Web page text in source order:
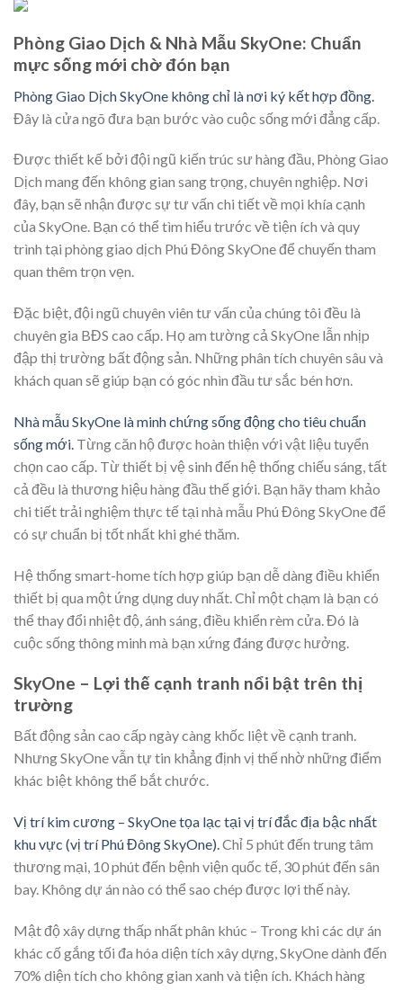
Phòng Giao Dịch & Nhà Mẫu SkyOne: Chuẩn
mực sống mới chờ đón bạn
Phòng Giao Dịch SkyOne không chỉ là nơi ký kết hợp đồng.
Đây là cửa ngõ đưa bạn bước vào cuộc sống mới đẳng cấp.
Được thiết kế bởi đội ngũ kiến trúc sư hàng đầu, Phòng Giao
Dịch mang đến không gian sang trọng, chuyên nghiệp. Nơi
đây, bạn sẽ nhận được sự tư vấn chi tiết về mọi khía cạnh
của SkyOne. Bạn có thể tìm hiểu trước về tiện ích và quy
trình tại phòng giao dịch Phú Đông SkyOne để chuyến tham
quan thêm trọn vẹn.
Đặc biệt, đội ngũ chuyên viên tư vấn của chúng tôi đều là
chuyên gia BĐS cao cấp. Họ am tường cả SkyOne lẫn nhịp
đập thị trường bất động sản. Những phân tích chuyên sâu và
khách quan sẽ giúp bạn có góc nhìn đầu tư sắc bén hơn.
Nhà mẫu SkyOne là minh chứng sống động cho tiêu chuẩn
sống mới. Từng căn hộ được hoàn thiện với vật liệu tuyển
chọn cao cấp. Từ thiết bị vệ sinh đến hệ thống chiếu sáng, tất
cả đều là thương hiệu hàng đầu thế giới. Bạn hãy tham khảo
chi tiết trải nghiệm thực tế tại nhà mẫu Phú Đông SkyOne để
có sự chuẩn bị tốt nhất khi ghé thăm.
Hệ thống smart-home tích hợp giúp bạn dễ dàng điều khiển
thiết bị qua một ứng dụng duy nhất. Chỉ một chạm là bạn có
thể thay đổi nhiệt độ, ánh sáng, điều khiển rèm cửa. Đó là
cuộc sống thông minh mà bạn xứng đáng được hưởng.
SkyOne – Lợi thế cạnh tranh nổi bật trên thị
trường
Bất động sản cao cấp ngày càng khốc liệt về cạnh tranh.
Nhưng SkyOne vẫn tự tin khẳng định vị thế nhờ những điểm
khác biệt không thể bắt chước.
Vị trí kim cương – SkyOne tọa lạc tại vị trí đắc địa bậc nhất
khu vực (vị trí Phú Đông SkyOne).Chỉ 5 phút đến trung tâm
thương mại, 10 phút đến bệnh viện quốc tế, 30 phút đến sân
bay. Không dự án nào có thể sao chép được lợi thế này.
Mật độ xây dựng thấp nhất phân khúc – Trong khi các dự án
khác cố gắng tối đa hóa diện tích xây dựng, SkyOne dành đến
70% diện tích cho không gian xanh và tiện ích. Khách hàng